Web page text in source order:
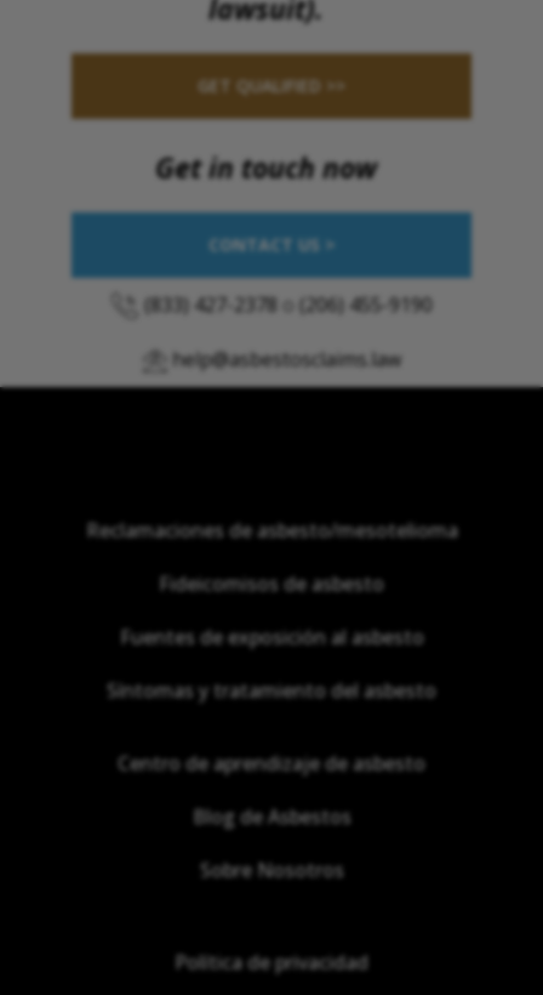
lawsuit).
GET QUALIFIED >>
Get in touch now
CONTACT US >
(833) 427-2378 (206) 455-9190
help@asbestosclaims.law
Reclamaciones de asbesto/mesotelioma
Fideicomisos de asbesto
Fuentes de exposición al asbesto
Síntomas y tratamiento del asbesto
Centro de aprendizaje de asbesto
Blog de Asbestos
Sobre Nosotros
Política de privacidad